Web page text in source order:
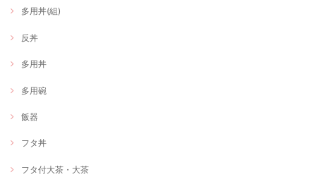
多用丼(組)
反丼
多用丼
多用碗
飯器
フタ丼
フタ付大茶・大茶